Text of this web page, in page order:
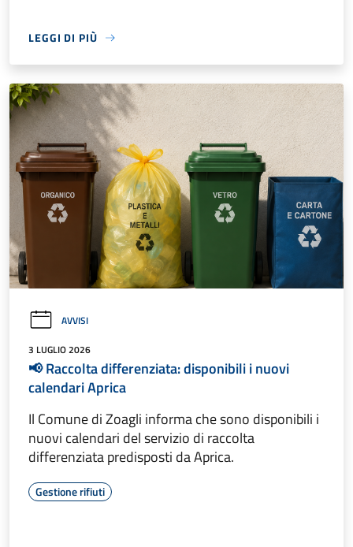
LEGGI DI PIÙ
AVVISI
3 LUGLIO 2026
📢 Raccolta differenziata: disponibili i nuovi
calendari Aprica
Il Comune di Zoagli informa che sono disponibili i
nuovi calendari del servizio di raccolta
differenziata predisposti da Aprica.
Gestione rifiuti